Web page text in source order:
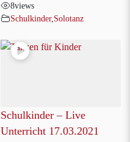
8views
Schulkinder, Solotanz
Schulkinder – Live
Unterricht 17.03.2021